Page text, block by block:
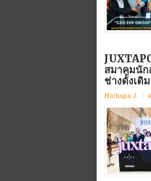
สมาคมนัก
ช่างดั้งเดิ
Nichapa J.